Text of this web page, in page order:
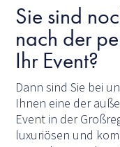
Sie sind
nach der
Ihr Event?
Dann sind Sie bei
Ihnen eine der
Event in der
luxuriösen und